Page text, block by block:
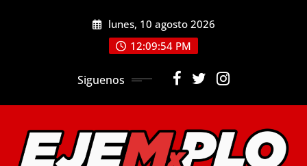
lunes, 10 agosto 2026
12:09:55 PM
Siguenos